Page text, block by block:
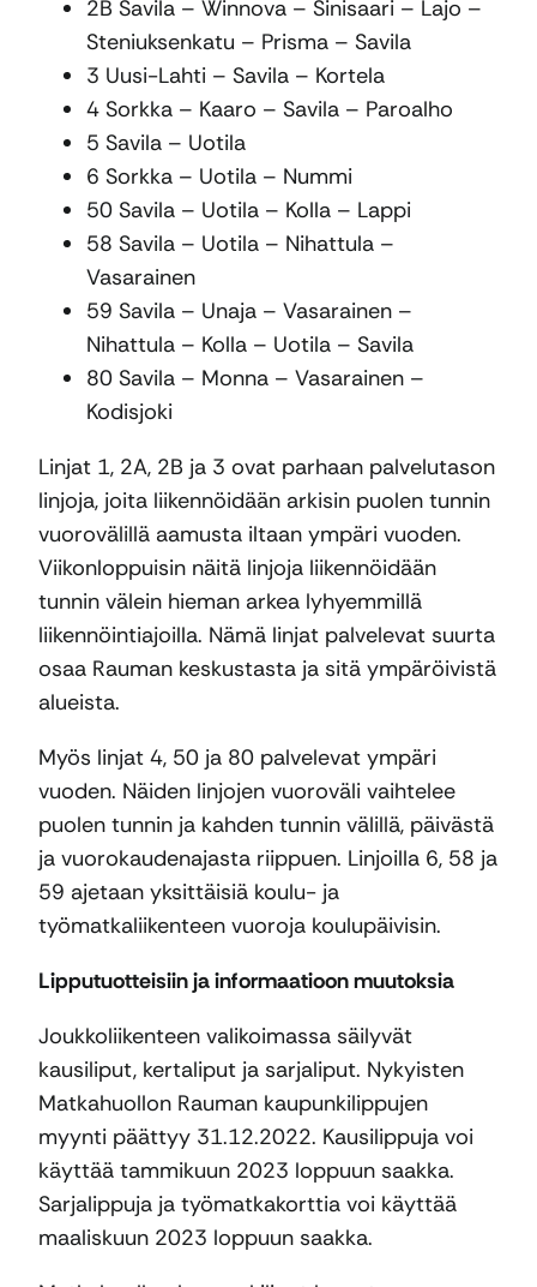
2B Savila – Winnova – Sinisaari – Lajo –
Steniuksenkatu – Prisma – Savila
3 Uusi-Lahti – Savila – Kortela
4 Sorkka – Kaaro – Savila – Paroalho
5 Savila – Uotila
6 Sorkka – Uotila – Nummi
50 Savila – Uotila – Kolla – Lappi
58 Savila – Uotila – Nihattula –
Vasarainen
59 Savila – Unaja – Vasarainen –
Nihattula – Kolla – Uotila – Savila
80 Savila – Monna – Vasarainen –
Kodisjoki
Linjat 1, 2A, 2B ja 3 ovat parhaan palvelutason
linjoja, joita liikennöidään arkisin puolen tunnin
vuorovälillä aamusta iltaan ympäri vuoden.
Viikonloppuisin näitä linjoja liikennöidään
tunnin välein hieman arkea lyhyemmillä
liikennöintiajoilla. Nämä linjat palvelevat suurta
osaa Rauman keskustasta ja sitä ympäröivistä
alueista.
Myös linjat 4, 50 ja 80 palvelevat ympäri
vuoden. Näiden linjojen vuoroväli vaihtelee
puolen tunnin ja kahden tunnin välillä, päivästä
ja vuorokaudenajasta riippuen. Linjoilla 6, 58 ja
59 ajetaan yksittäisiä koulu- ja
työmatkaliikenteen vuoroja koulupäivisin.
Lipputuotteisiin ja informaatioon muutoksia
Joukkoliikenteen valikoimassa säilyvät
kausiliput, kertaliput ja sarjaliput. Nykyisten
Matkahuollon Rauman kaupunkilippujen
myynti päättyy 31.12.2022. Kausilippuja voi
käyttää tammikuun 2023 loppuun saakka.
Sarjalippuja ja työmatkakorttia voi käyttää
maaliskuun 2023 loppuun saakka.